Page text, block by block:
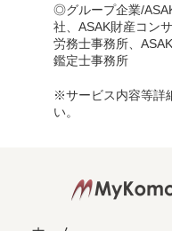
◎グループ企業/
社、ASAK財産コン
労務士事務所、
鑑定士事務所
※サービス内容等詳
い。